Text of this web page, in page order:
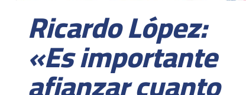
Ricardo López:
«Es importante